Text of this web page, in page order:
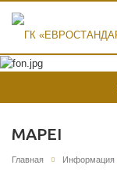
MAPEI
Главная Информация